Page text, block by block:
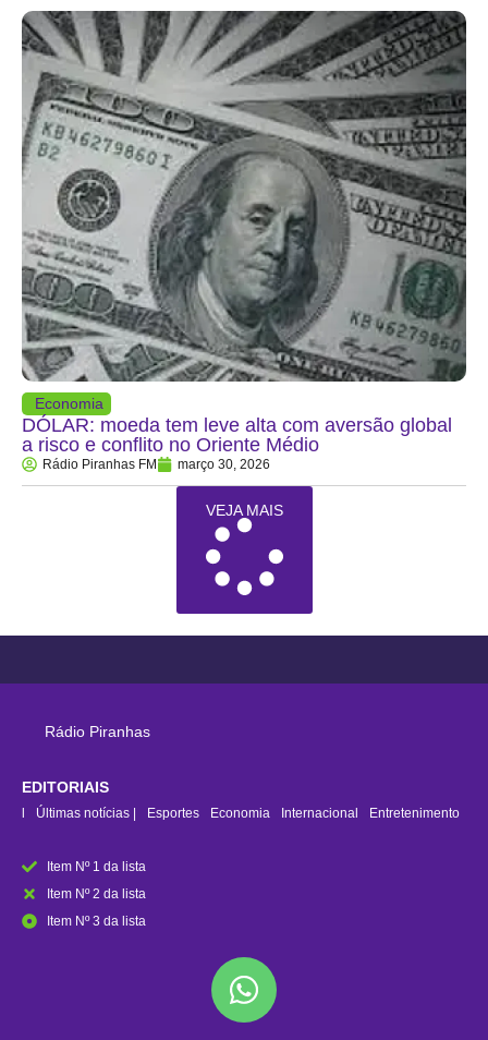
Economia
DÓLAR: moeda tem leve alta com aversão global
a risco e conflito no Oriente Médio
Rádio Piranhas FM março 30, 2026
VEJA MAIS
Rádio Piranhas
EDITORIAIS
Últimas notícias | Esportes Economia Internacional Entretenimento
Item Nº 1 da lista
Item Nº 2 da lista
Item Nº 3 da lista